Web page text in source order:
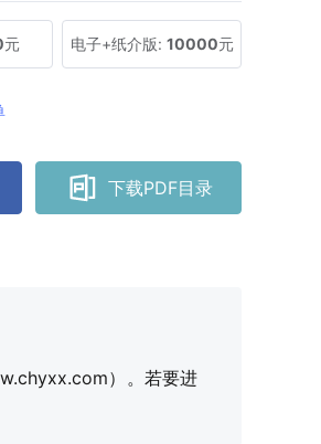
元 电子+纸介版: 10000元
下载PDF目录
）。若要进